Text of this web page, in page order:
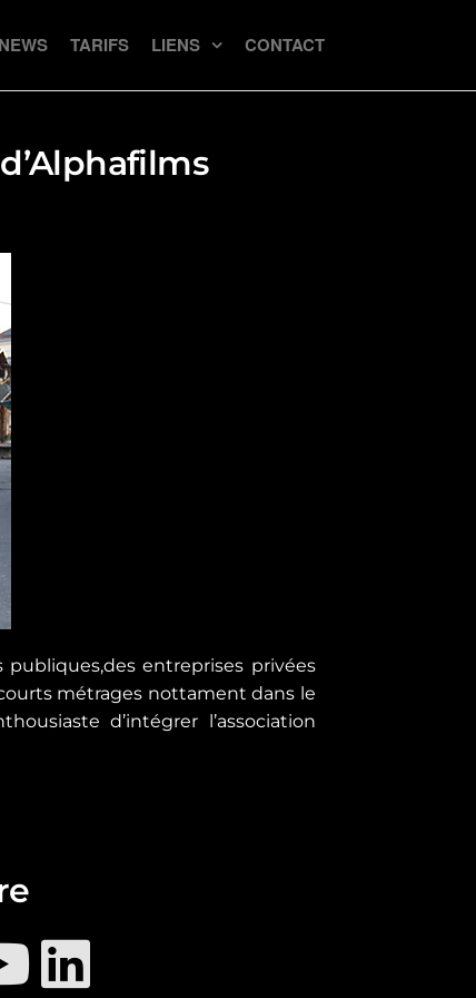
NEWS TARIFS LIENS CONTACT
entreprises privées
métrages nottament dans le
d’intégrer l’association